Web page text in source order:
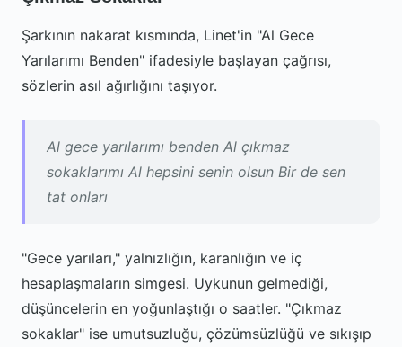
Şarkının nakarat kısmında, Linet'in "Al Gece
Yarılarımı Benden" ifadesiyle başlayan çağrısı,
sözlerin asıl ağırlığını taşıyor.
Al gece yarılarımı benden Al çıkmaz
sokaklarımı Al hepsini senin olsun Bir de sen
tat onları
"Gece yarıları," yalnızlığın, karanlığın ve iç
hesaplaşmaların simgesi. Uykunun gelmediği,
düşüncelerin en yoğunlaştığı o saatler. "Çıkmaz
sokaklar" ise umutsuzluğu, çözümsüzlüğü ve sıkışıp